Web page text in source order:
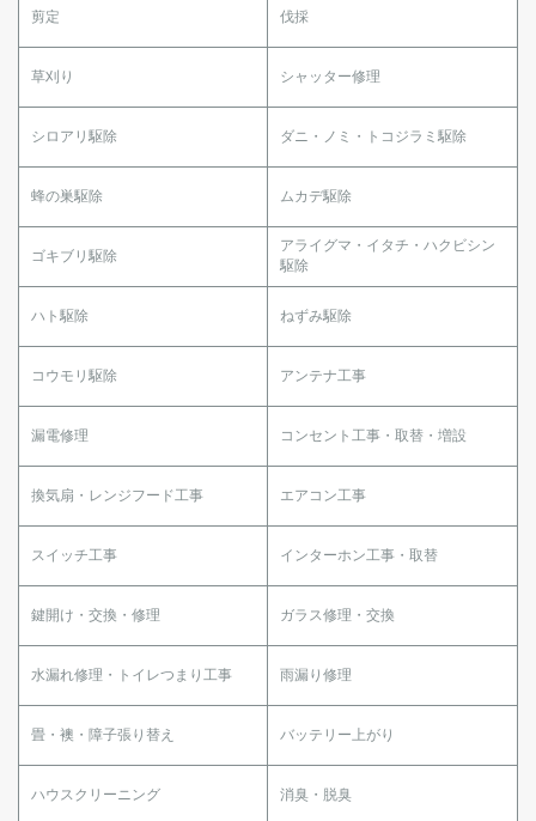
剪定 伐採
草刈り シャッター修理
シロアリ駆除 ダニ・ノミ・トコジラミ駆除
蜂の巣駆除 ムカデ駆除
ゴキブリ駆除
アライグマ・イタチ・ハクビシン
駆除
ハト駆除 ねずみ駆除
コウモリ駆除 アンテナ工事
漏電修理 コンセント工事・取替・増設
換気扇・レンジフード工事 エアコン工事
スイッチ工事 インターホン工事・取替
鍵開け・交換・修理 ガラス修理・交換
水漏れ修理・トイレつまり工事 雨漏り修理
畳・襖・障子張り替え バッテリー上がり
ハウスクリーニング 消臭・脱臭